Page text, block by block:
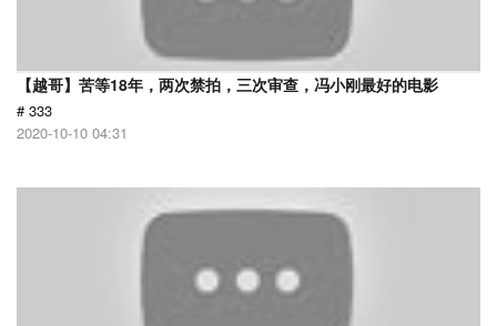
【越哥】苦等18年，两次禁拍，三次审查，冯小刚最好的电影
# 333
2020-10-10 04:31